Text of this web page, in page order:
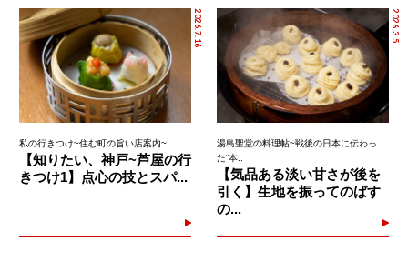
2026.7.16
私の行きつけ~住む町の旨い店案内~
【知りたい、神戸~芦屋の行
きつけ1】点心の技とスパ...
2026.3.5
湯島聖堂の料理帖~戦後の日本に伝わっ
た“本..
【気品ある淡い甘さが後を
引く】生地を振ってのばす
の...